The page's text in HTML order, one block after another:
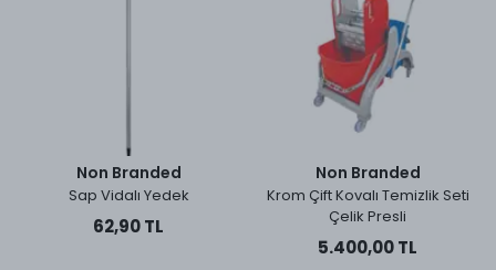
Non Branded
Sap Vidalı Yedek
62,90 TL
Non Branded
Krom Çift Kovalı Temizlik Seti
Çelik Presli
5.400,00 TL